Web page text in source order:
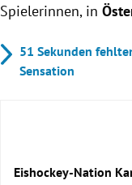
Spielerinnen, in
51 Sekunden
Sensation
Eishockey-Nation